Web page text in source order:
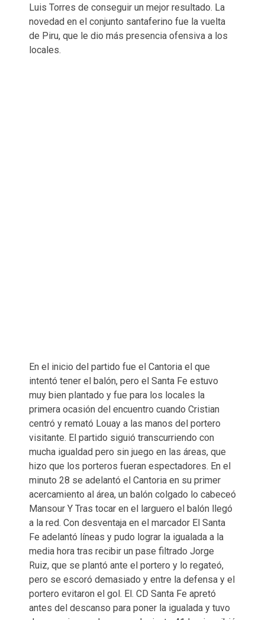
Luis Torres de conseguir un mejor resultado. La
novedad en el conjunto santaferino fue la vuelta
de Piru, que le dio más presencia ofensiva a los
locales.
En el inicio del partido fue el Cantoria el que
intentó tener el balón, pero el Santa Fe estuvo
muy bien plantado y fue para los locales la
primera ocasión del encuentro cuando Cristian
centró y remató Louay a las manos del portero
visitante. El partido siguió transcurriendo con
mucha igualdad pero sin juego en las áreas, que
hizo que los porteros fueran espectadores. En el
minuto 28 se adelantó el Cantoria en su primer
acercamiento al área, un balón colgado lo cabeceó
Mansour Y Tras tocar en el larguero el balón llegó
a la red. Con desventaja en el marcador El Santa
Fe adelantó líneas y pudo lograr la igualada a la
media hora tras recibir un pase filtrado Jorge
Ruiz, que se plantó ante el portero y lo regateó,
pero se escoró demasiado y entre la defensa y el
portero evitaron el gol. El. CD Santa Fe apretó
antes del descanso para poner la igualada y tuvo